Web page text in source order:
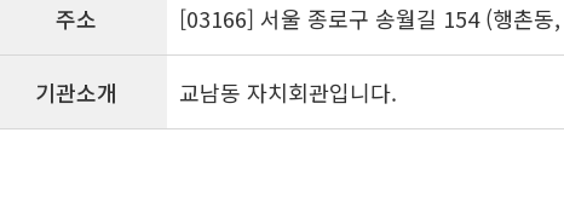
주소 [03166] 서울 종로구 송월길 154 (행촌동
기관소개 교남동 자치회관입니다.